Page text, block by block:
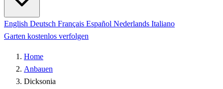
English Deutsch Français Español Nederlands Italiano
Garten kostenlos verfolgen
Home
Anbauen
Dicksonia